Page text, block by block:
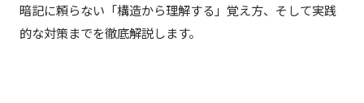
暗記に頼らない「構造から理解する」覚え方、そして実践
的な対策までを徹底解説します。